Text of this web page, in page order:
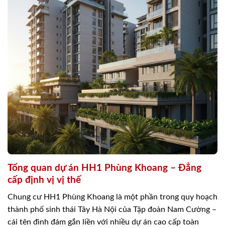
Tổng quan dự án HH1 Phùng Khoang – Đẳng
cấp định vị vị thế
Chung cư HH1 Phùng Khoang là một phần trong quy hoạch
thành phố sinh thái Tây Hà Nội của Tập đoàn Nam Cường –
cái tên đình đám gắn liền với nhiều dự án cao cấp toàn